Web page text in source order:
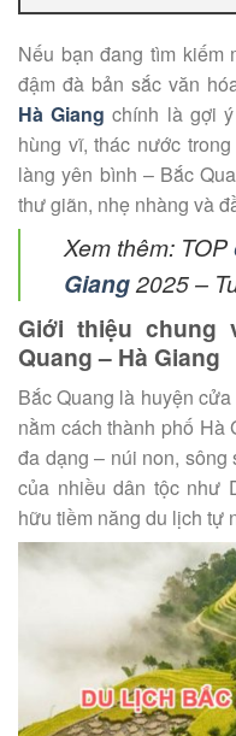
Nếu bạn đang tìm kiếm
đậm đà bản sắc văn
Hà Giang chính là gợi
hùng vĩ, thác nước
làng yên bình – Bắc
thư giãn, nhẹ nhàng và
Xem thêm: TOP
Giang2025 –
Giới thiệu chung
Quang – Hà Giang
Bắc Quang là huyện
nằm cách thành phố Hà
đa dạng – núi non,
của nhiều dân tộc như
hữu tiềm năng du lịch tự